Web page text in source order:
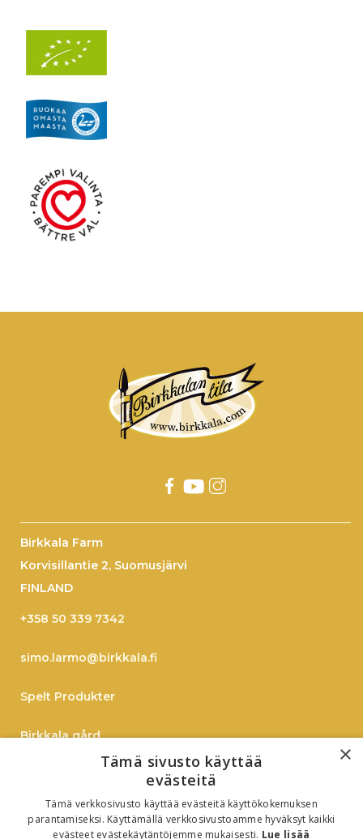
Birkkala Farm
Korvisillantie 2, Suomusjärvi
FINLAND
+358 50 339 7342
simo.larmo@birkkala.fi
Spelt Produkter
Birkkala gård
On-Line Shopping
×
Tämä sivusto käyttää
evästeitä
Tämä verkkosivusto käyttää evästeitä käyttökokemuksen
parantamiseksi. Käyttämällä verkkosivustoamme hyväksyt kaikki
evästeet evästekäytäntöjemme mukaisesti. Lue lisää